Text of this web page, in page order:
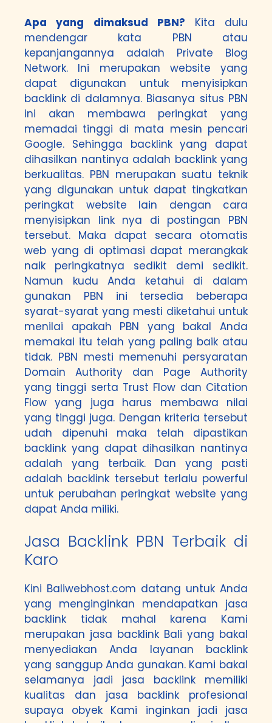
Apa yang dimaksud PBN? Kita dulu
mendengar kata PBN atau
kepanjangannya adalah Private Blog
Network. Ini merupakan website yang
dapat digunakan untuk menyisipkan
backlink di dalamnya. Biasanya situs PBN
ini akan membawa peringkat yang
memadai tinggi di mata mesin pencari
Google. Sehingga backlink yang dapat
dihasilkan nantinya adalah backlink yang
berkualitas. PBN merupakan suatu teknik
yang digunakan untuk dapat tingkatkan
peringkat website lain dengan cara
menyisipkan link nya di postingan PBN
tersebut. Maka dapat secara otomatis
web yang di optimasi dapat merangkak
naik peringkatnya sedikit demi sedikit.
Namun kudu Anda ketahui di dalam
gunakan PBN ini tersedia beberapa
syarat-syarat yang mesti diketahui untuk
menilai apakah PBN yang bakal Anda
memakai itu telah yang paling baik atau
tidak. PBN mesti memenuhi persyaratan
Domain Authority dan Page Authority
yang tinggi serta Trust Flow dan Citation
Flow yang juga harus membawa nilai
yang tinggi juga. Dengan kriteria tersebut
udah dipenuhi maka telah dipastikan
backlink yang dapat dihasilkan nantinya
adalah yang terbaik. Dan yang pasti
adalah backlink tersebut terlalu powerful
untuk perubahan peringkat website yang
dapat Anda miliki.
Jasa Backlink PBN Terbaik di
Karo
Kini Baliwebhost.com datang untuk Anda
yang menginginkan mendapatkan jasa
backlink tidak mahal karena Kami
merupakan jasa backlink Bali yang bakal
menyediakan Anda layanan backlink
yang sanggup Anda gunakan. Kami bakal
selamanya jadi jasa backlink memiliki
kualitas dan jasa backlink profesional
supaya obyek Kami inginkan jadi jasa